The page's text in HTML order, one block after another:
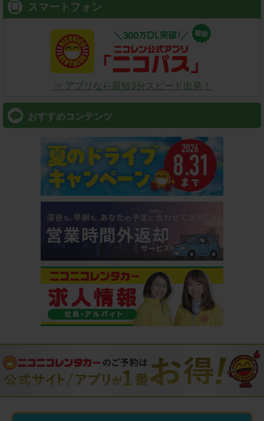
スマートフォン
⇒ アプリなら最短3分スピード出発！
おすすめコンテンツ